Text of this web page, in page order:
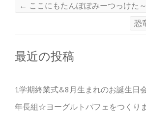
← ここにもたんぽぽみーつっけた～
恐
最近の投稿
1学期終業式&8月生まれのお誕生日
年長組☆ヨーグルトパフェをつくり